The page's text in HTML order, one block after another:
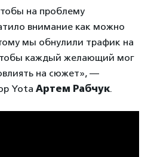
на проблему
внимание как можно
мы обнулили трафик на
каждый желающий мог
на сюжет», —
Yota Артем Рабчук.